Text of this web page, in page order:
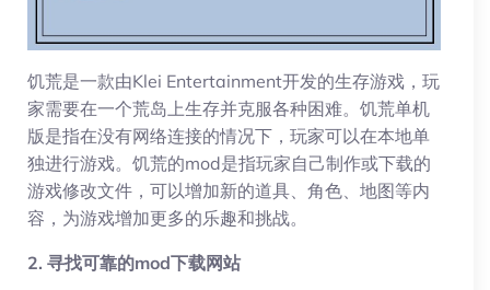
饥荒是一款由Klei Entertainment开发的生存游戏，玩
家需要在一个荒岛上生存并克服各种困难。饥荒单机
版是指在没有网络连接的情况下，玩家可以在本地单
独进行游戏。饥荒的mod是指玩家自己制作或下载的
游戏修改文件，可以增加新的道具、角色、地图等内
容，为游戏增加更多的乐趣和挑战。
2. 寻找可靠的mod下载网站